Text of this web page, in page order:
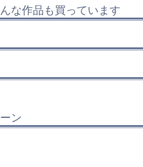
な作品も買っています
ン